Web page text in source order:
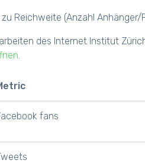
Reichweite (Anzahl
des Internet Institut
.
fans